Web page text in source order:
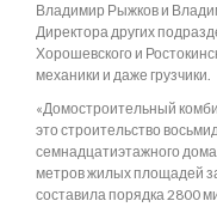
Владимир Рыжков и
Директора других
Хорошевского и
механики и даже грузчики.
«Домостроительный
это строительство
семнадцатиэтажного
метров жилых площадей
составила порядка 2800